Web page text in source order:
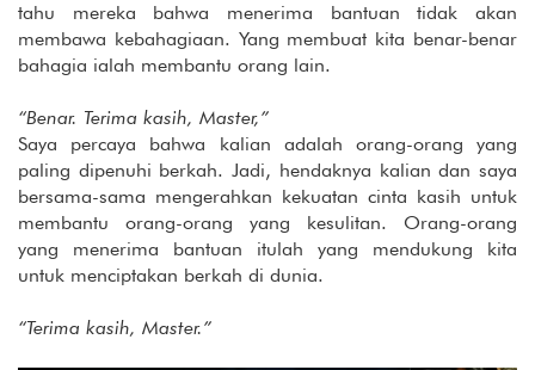
tahu mereka bahwa menerima bantuan tidak akan
membawa kebahagiaan. Yang membuat kita benar-benar
bahagia ialah membantu orang lain.
“Benar. Terima kasih, Master,”
Saya percaya bahwa kalian adalah orang-orang yang
paling dipenuhi berkah. Jadi, hendaknya kalian dan saya
bersama-sama mengerahkan kekuatan cinta kasih untuk
membantu orang-orang yang kesulitan. Orang-orang
yang menerima bantuan itulah yang mendukung kita
untuk menciptakan berkah di dunia.
“Terima kasih, Master.”